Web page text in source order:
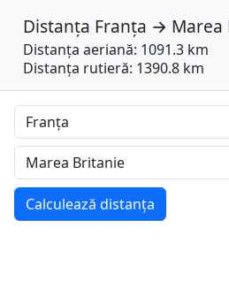
Distanța Franța → Marea
Distanța aeriană: 1091.3 km
Distanța rutieră: 1390.8 km
Calculează distanța